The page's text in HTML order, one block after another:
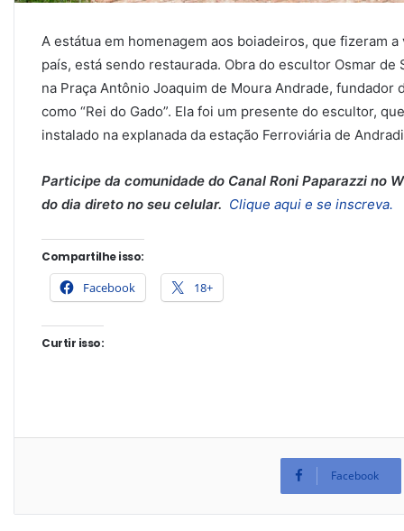
A estátua em homenagem aos boiadeiros, que fizeram
país, está sendo restaurada. Obra do escultor Osmar
na Praça Antônio Joaquim de Moura Andrade,
como “Rei do Gado”. Ela foi um presente do escultor,
instalado na explanada da estação Ferroviária de
Participe da comunidade do Canal Roni Paparazzi no
do dia direto no seu celular. Clique aqui e se inscreva.
Compartilhe isso:
Facebook 18+
Curtir isso:
Facebook